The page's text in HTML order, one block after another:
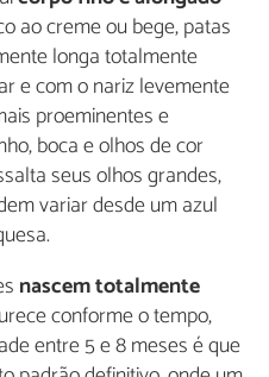
ao creme ou bege, patas
longa totalmente
e com o nariz levemente
proeminentes e
boca e olhos de cor
seus olhos grandes,
variar desde um azul
nascem totalmente
conforme o tempo,
entre 5 e 8 meses é que